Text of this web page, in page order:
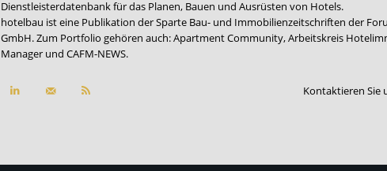
Dienstleisterdatenbank für das Planen, Bauen und Ausrüsten von Hotels.
hotelbau ist eine Publikation der Sparte Bau- und Immobilienzeitschriften der
GmbH. Zum Portfolio gehören auch:Apartment Community,Arbeitskreis
Manager und CAFM-NEWS.
Kontaktieren Sie